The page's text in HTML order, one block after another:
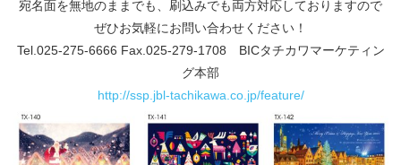
宛名面を無地のままでも、刷込みでも両方対応しておりますので
ぜひお気軽にお問い合わせください！
Tel.025-275-6666 Fax.025-279-1708 BICタチカワマーケティン
グ本部
http://ssp.jbl-tachikawa.co.jp/feature/